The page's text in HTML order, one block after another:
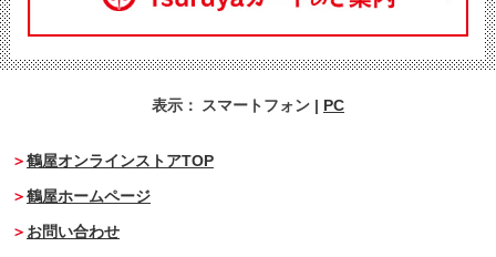
表示： スマートフォン | PC
鶴屋オンラインストアTOP
鶴屋ホームページ
お問い合わせ